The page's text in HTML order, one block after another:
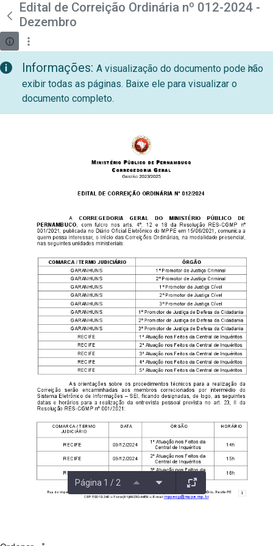
Pular para o Conteúdo principal
teste descricao
Edital de Correição Ordinária nº 012-2024 -
Dezembro
Informações: A visualização do documento pode não
exibir todas as páginas. Baixe ele para visualizar o
documento completo.
Página 1 / 2